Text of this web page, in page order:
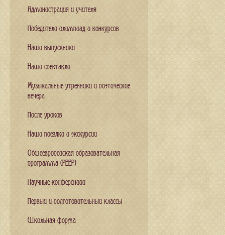
Администрация и учителя
Победители олимпиад и конкурсов
Наши выпускники
Наши спектакли
Музыкальные утренники и поэтические
вечера
После уроков
Наши поездки и экскурсии
Общеевропейская образовательная
программа (PEEP)
Научные конференции
Первый и подготовительный классы
Школьная форма